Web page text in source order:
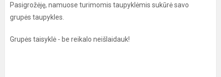
Pasigrožėję, namuose turimomis taupyklėmis sukūrė savo
grupės taupykles.
Grupės taisyklė - be reikalo neišlaidauk!